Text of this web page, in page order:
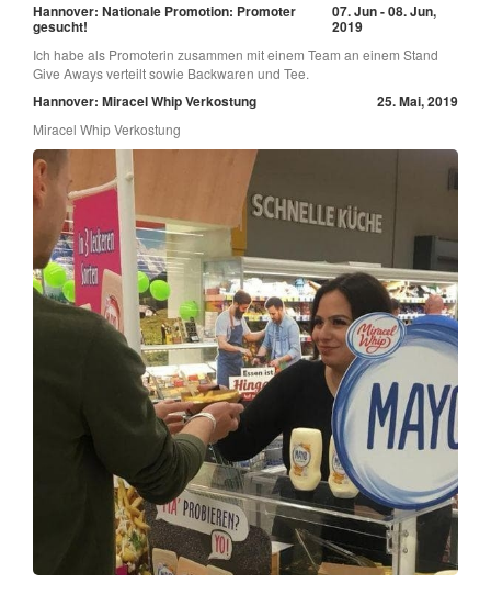
Hannover: Nationale Promotion: Promoter
gesucht!
07. Jun - 08. Jun,
2019
Ich habe als Promoterin zusammen mit einem Team an einem Stand
Give Aways verteilt sowie Backwaren und Tee.
Hannover: Miracel Whip Verkostung 25. Mai, 2019
Miracel Whip Verkostung